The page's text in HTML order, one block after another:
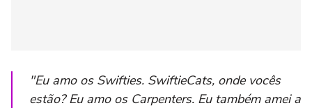
"Eu amo os Swifties. SwiftieCats, onde vocês
estão? Eu amo os Carpenters. Eu também amei a